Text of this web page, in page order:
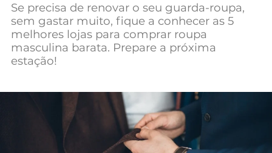
Negócios
Mundial 2026
Se precisa de renovar o seu guarda-roupa,
sem gastar muito, fique a conhecer as 5
melhores lojas para comprar roupa
masculina barata. Prepare a próxima
estação!